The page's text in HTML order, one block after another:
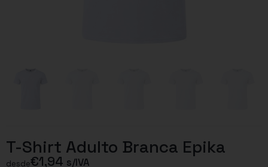
T-Shirt Adulto Branca Epika
desde€1,94 s/IVA